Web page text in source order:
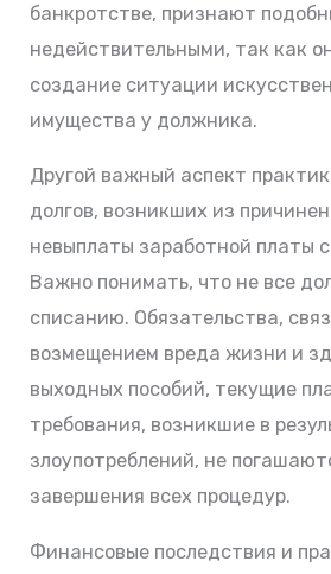
банкротстве, признают
недействительными, так как
создание ситуации
имущества у должника.
Другой важный аспект
долгов, возникших из
невыплаты заработной платы
Важно понимать, что не все
списанию. Обязательства,
возмещением вреда жизни и
выходных пособий, текущие
требования, возникшие в
злоупотреблений, не
завершения всех процедур.
Финансовые последствия и